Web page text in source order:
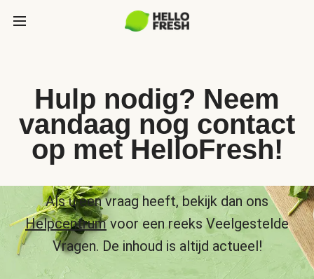
Hulp nodig? Neem
vandaag nog contact
op met HelloFresh!
Als u een vraag heeft, bekijk dan ons
Helpcentrumvoor een reeks Veelgestelde
Vragen. De inhoud is altijd actueel!